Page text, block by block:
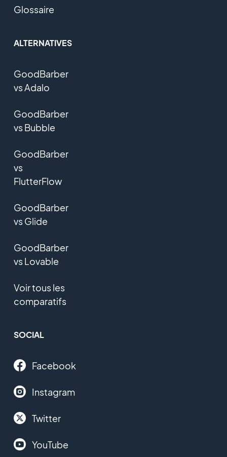
Glossaire
ALTERNATIVES
GoodBarber
vs Adalo
GoodBarber
vs Bubble
GoodBarber
vs
FlutterFlow
GoodBarber
vs Glide
GoodBarber
vs Lovable
Voir tous les
comparatifs
SOCIAL
Facebook
Instagram
Twitter
YouTube